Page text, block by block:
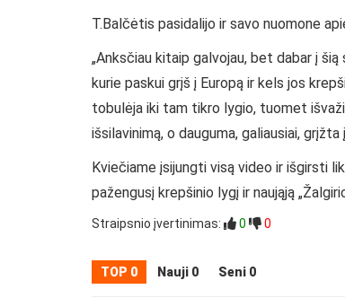
T.Balčėtis pasidalijo ir savo nuomone
„Anksčiau kitaip galvojau, bet dabar į
kurie paskui grįš į Europą ir kels jos
tobulėja iki tam tikro lygio, tuomet
išsilavinimą, o dauguma, galiausiai,
Kviečiame įsijungti visą video ir išgirsti
pažengusį krepšinio lygį ir naująją
Straipsnio įvertinimas: 0
0
TOP 0 Nauji 0 Seni 0